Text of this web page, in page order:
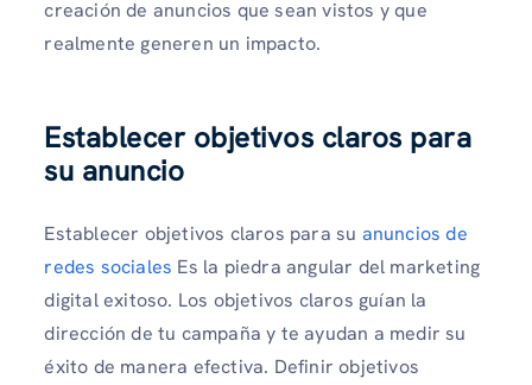
creación de anuncios que sean vistos y que
realmente generen un impacto.
Establecer objetivos claros para
su anuncio
Establecer objetivos claros para su anuncios de
redes sociales Es la piedra angular del marketing
digital exitoso. Los objetivos claros guían la
dirección de tu campaña y te ayudan a medir su
éxito de manera efectiva. Definir objetivos